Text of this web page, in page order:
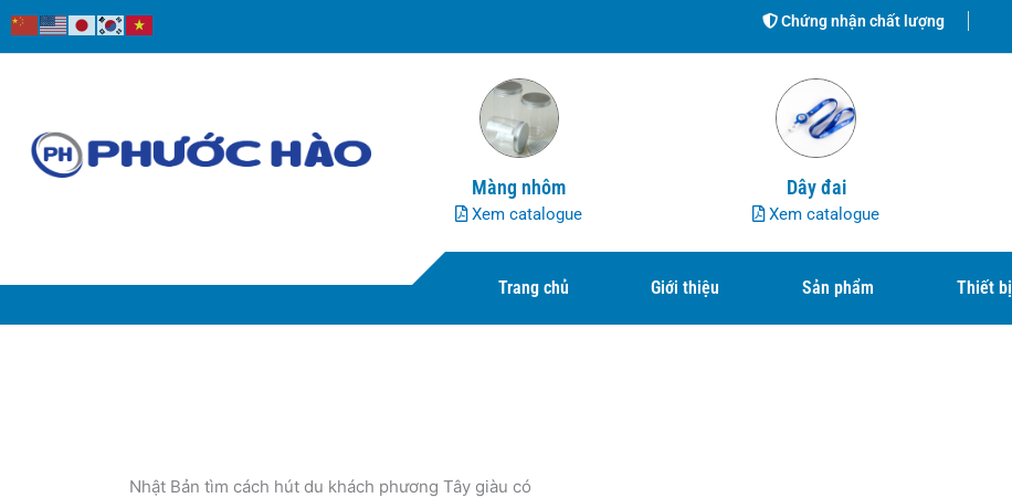
Nhảy
tới
Chứng nhận chất lượng
Màng nhôm
Xem catalogue
Dây đai
Xem catalogue
Trang chủ Giới thiệu Sản phẩm Thiết bị
Nhật Bản tìm cách hút du khách phương Tây giàu có